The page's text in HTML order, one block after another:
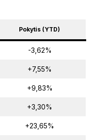
Pokytis (YTD)
-3,62%
+7,55%
+9,83%
+3,30%
+23,65%